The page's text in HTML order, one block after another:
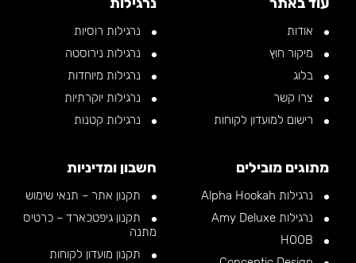
אודות
מיקור חוץ
בלוג
צרו קשר
רישום למועדון לקוחות
נרגילות רוסיות
נרגילות נירוסטה
נרגילות מיוחדות
נרגילות יוקרתיות
נרגילות קטנות
מתוגים מובילים
נרגילות Alpha Hookah
נרגילות Amy Deluxe
חשבון ומדיניות
תקנון אתר – תנאי שימוש
תקנון גיפטכארד – כרטיס
מתנה
תקנון מועדון לקוחות